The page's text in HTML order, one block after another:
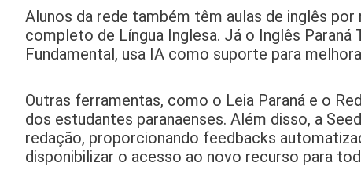
Alunos da rede também têm aulas de inglês
completo de Língua Inglesa. Já o Inglês Paraná
Fundamental, usa IA como suporte para
Outras ferramentas, como o Leia Paraná e o
dos estudantes paranaenses. Além disso, a
redação, proporcionando feedbacks
disponibilizar o acesso ao novo recurso para